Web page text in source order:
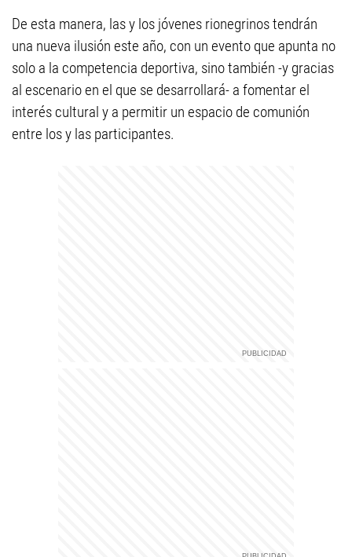
De esta manera, las y los jóvenes rionegrinos tendrán
una nueva ilusión este año, con un evento que apunta no
solo a la competencia deportiva, sino también -y gracias
al escenario en el que se desarrollará- a fomentar el
interés cultural y a permitir un espacio de comunión
entre los y las participantes.